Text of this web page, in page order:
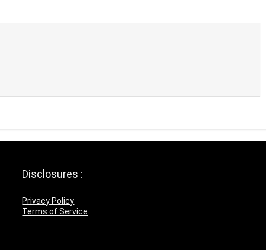
Disclosures :
Privacy Policy
Terms of Service